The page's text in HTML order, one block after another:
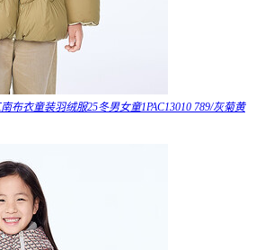
布衣童装羽绒服25冬男女童1PAC13010 789/灰菊黄